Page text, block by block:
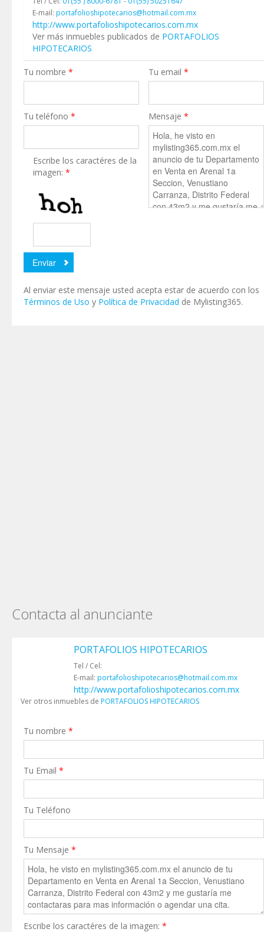
E-mail: portafolioshipotecarios@hotmail.com.mx
http://www.portafolioshipotecarios.com.mx
Ver más inmuebles publicados de PORTAFOLIOS
HIPOTECARIOS
Tu nombre * Tu email*
Tu teléfono * Mensaje*
Escribe los caractéres de la
imagen:*
Al enviar este mensaje usted acepta estar de acuerdo con los
Términos de Uso y Política de Privacidad de Mylisting365.
Contacta al anunciante
PORTAFOLIOS HIPOTECARIOS
Tel / Cel:
E-mail: portafolioshipotecarios@hotmail.com.mx
http://www.portafolioshipotecarios.com.mx
Ver otros inmuebles de PORTAFOLIOS HIPOTECARIOS
Tu nombre *
Tu Email *
Tu Teléfono
Tu Mensaje *
Escribe los caractéres de la imagen: *